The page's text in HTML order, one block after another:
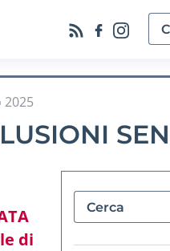
2025
di